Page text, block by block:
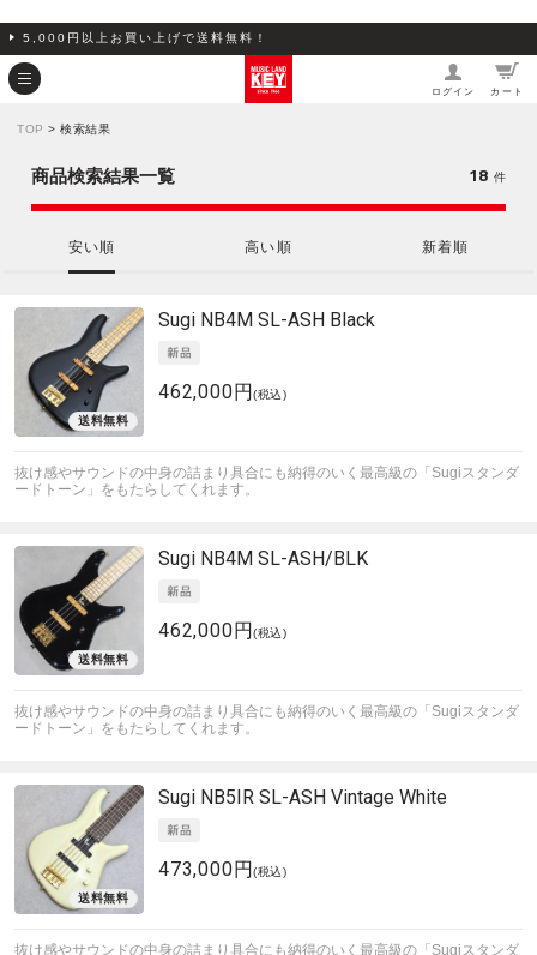
5,000円以上お買い上げで送料無料！
ログイン カート
TOP > 検索結果
安い順 高い順 新着順
商品検索結果一覧 18 件
Sugi NB4M SL-ASH Black
462,000円(税込)
抜け感やサウンドの中身の詰まり具合にも納得のいく最高級の「Sugiスタンダ
ードトーン」をもたらしてくれます。
Sugi NB4M SL-ASH/BLK
462,000円(税込)
抜け感やサウンドの中身の詰まり具合にも納得のいく最高級の「Sugiスタンダ
ードトーン」をもたらしてくれます。
Sugi NB5IR SL-ASH Vintage White
473,000円(税込)
抜け感やサウンドの中身の詰まり具合にも納得のいく最高級の「Sugiスタンダ